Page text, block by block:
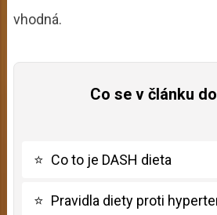
vhodná.
Co se v článku
⭐ Co to je DASH dieta
⭐ Pravidla diety proti